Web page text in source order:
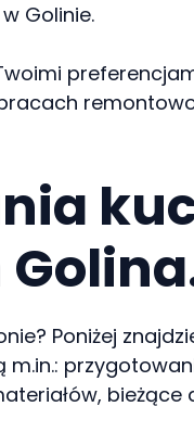
Golinie.
Poniżej
m.in.: